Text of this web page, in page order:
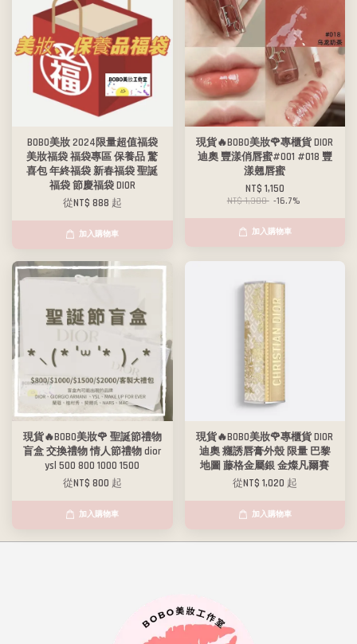
BOBO美妝 2024限量超值福袋
美妝福袋 福袋專區 保養品 驚
喜包 年終福袋 新春福袋 聖誕
福袋 節慶福袋 DIOR
從NT$ 888 起
加入購物車
現貨🔥BOBO美妝🌹專櫃貨 DIOR
迪奧 豐漾俏唇蜜#001 #018 豐
漾翹唇蜜
NT$ 1,150
NT$ 1,380 -16.7%
加入購物車
現貨🔥BOBO美妝🌹 聖誕節禮物
盲盒 交換禮物 情人節禮物 dior
ysl 500 800 1000 1500
從NT$ 800 起
加入購物車
現貨🔥BOBO美妝🌹專櫃貨 DIOR
迪奧 癮誘唇膏外殼 限量 巴黎
地圖 藤格金屬銀 金燦凡爾賽
從NT$ 1,020 起
加入購物車